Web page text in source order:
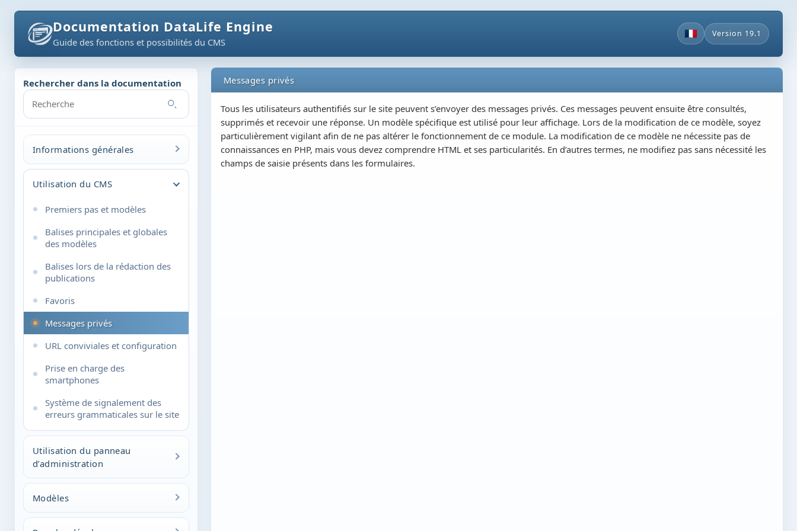
Documentation DataLife Engine
Guide des fonctions et possibilités du CMS
Version 19.1
Rechercher dans la documentation
Informations générales
Mise à jour du script
Utilisation du CMS
Premiers pas et modèles
Balises principales et globales
des modèles
Balises lors de la rédaction des
publications
Favoris
Messages privés
URL conviviales et configuration
Prise en charge des
smartphones
Système de signalement des
erreurs grammaticales sur le site
Utilisation du panneau
d’administration
Modèles
Messages privés
Tous les utilisateurs authentifiés sur le site peuvent s’envoyer des messages privés. Ces messages peuvent ensuite être consultés,
supprimés et recevoir une réponse. Un modèle spécifique est utilisé pour leur affichage. Lors de la modification de ce modèle, soyez
particulièrement vigilant afin de ne pas altérer le fonctionnement de ce module. La modification de ce modèle ne nécessite pas de
connaissances en PHP, mais vous devez comprendre HTML et ses particularités. En d’autres termes, ne modifiez pas sans nécessité les
champs de saisie présents dans les formulaires.